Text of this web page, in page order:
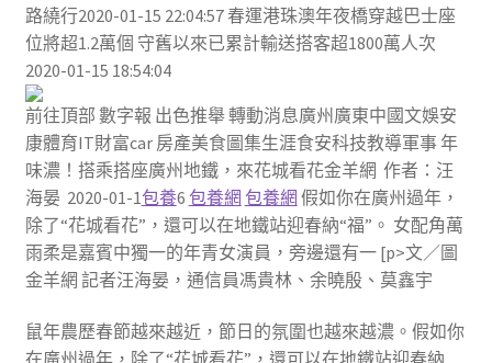
路繞行2020-01-15 22:04:57 春運港珠澳年夜橋穿越巴士座
位將超1.2萬個 守舊以來已累計輸送搭客超1800萬人次
2020-01-15 18:54:04
前往頂部 數字報 出色推舉 轉動消息廣州廣東中國文娛安
康體育IT財富car 房產美食圖集生涯食安科技教導軍事 年
味濃！搭乘搭座廣州地鐵，來花城看花金羊網 作者：汪
海晏 2020-01-1包養6 包養網 包養網 假如你在廣州過年，
除了“花城看花”，還可以在地鐵站迎春納“福”。 女配角萬
雨柔是嘉賓中獨一的年青女演員，旁邊還有一 [p>文／圖
金羊網 記者汪海晏，通信員馮貴林、余曉殷、莫鑫宇
鼠年農歷春節越來越近，節日的氛圍也越來越濃。假如你